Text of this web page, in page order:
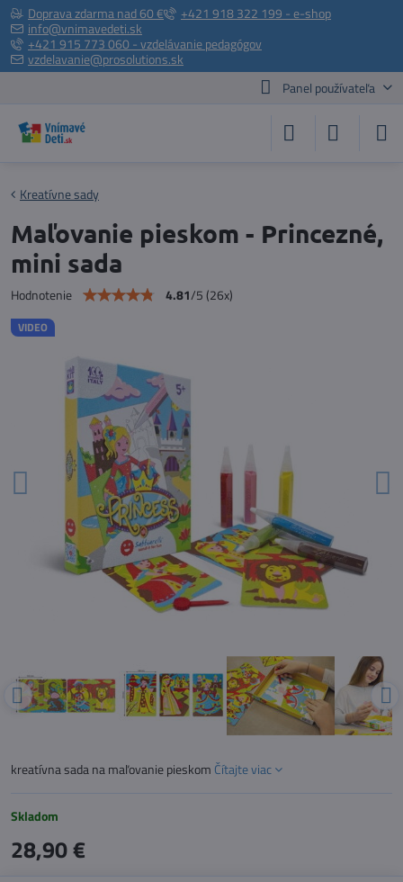
Doprava zdarma nad 60 €
+421 918 322 199 - e-shop
info@vnimavedeti.sk
+421 915 773 060 - vzdelávanie pedagógov
vzdelavanie@prosolutions.sk
Panel používateľa
VIDEO
Kreatívne sady
Maľovanie pieskom - Princezné,
mini sada
Hodnotenie 4.81/5(26x)
kreatívna sada na maľovanie pieskom Čítajte viac
Skladom
28,90 €